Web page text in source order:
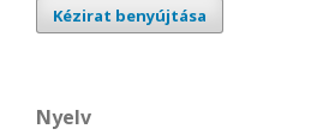
Kézirat benyújtása
Nyelv